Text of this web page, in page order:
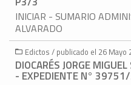
INICIAR - SUMARIO
ALVARADO
Edictos / publicado el 26 Mayo
DIOCARÉS JORGE
- EXPEDIENTE N°